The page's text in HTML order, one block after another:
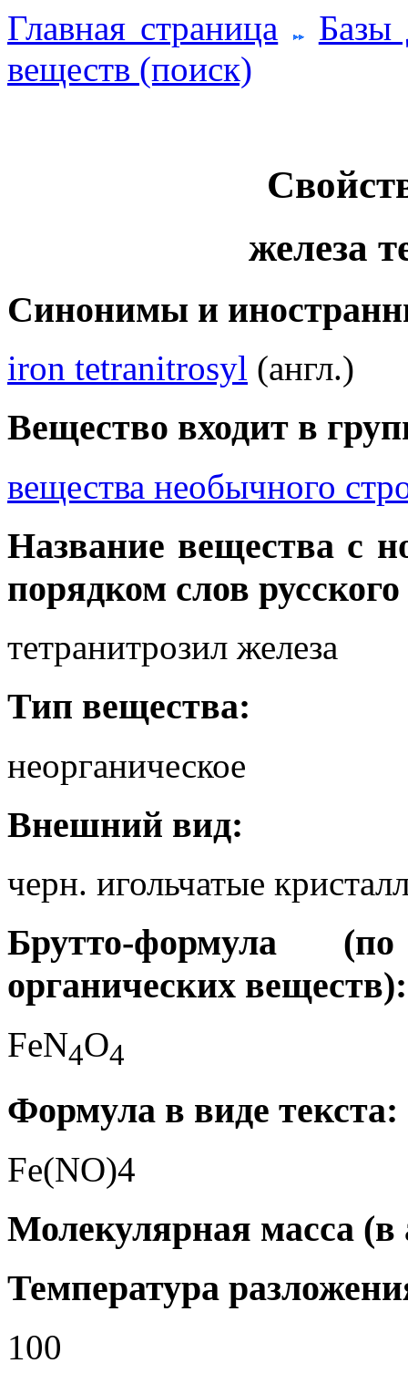
Главная страница
Базы
веществ (поиск)
железа
Синонимы и
iron tetranitrosyl (англ.)
Вещество входит в
вещества необычного
Название вещества с
порядком слов
тетранитрозил железа
Тип вещества:
неорганическое
Внешний вид:
черн. игольчатые
Брутто-формула
органических веществ):
FeN4O4
Формула в виде текста:
Fe(NO)4
Молекулярная масса (в
Температура
100